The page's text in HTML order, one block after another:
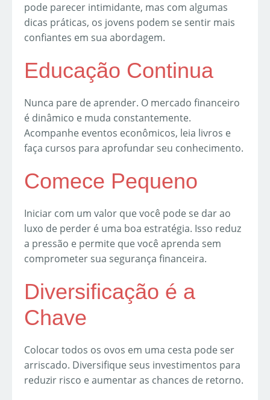
pode parecer intimidante, mas com algumas
dicas práticas, os jovens podem se sentir mais
confiantes em sua abordagem.
Educação Continua
Nunca pare de aprender. O mercado financeiro
é dinâmico e muda constantemente.
Acompanhe eventos econômicos, leia livros e
faça cursos para aprofundar seu conhecimento.
Comece Pequeno
Iniciar com um valor que você pode se dar ao
luxo de perder é uma boa estratégia. Isso reduz
a pressão e permite que você aprenda sem
comprometer sua segurança financeira.
Diversificação é a
Chave
Colocar todos os ovos em uma cesta pode ser
arriscado. Diversifique seus investimentos para
reduzir risco e aumentar as chances de retorno.